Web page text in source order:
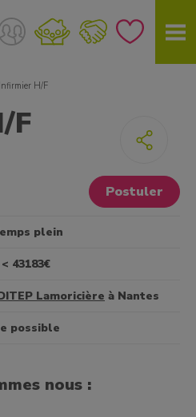
Infirmier H/F
Postuler
F
plein
43183€
Lamoricière à Nantes
possible
nous :